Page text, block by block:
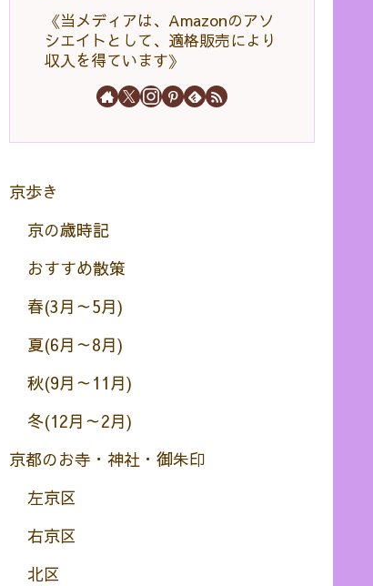
《当メディアは、Amazonのアソ
シエイトとして、適格販売により
収入を得ています》
京歩き
京の歳時記
おすすめ散策
春(3月～5月)
夏(6月～8月)
秋(9月～11月)
冬(12月～2月)
京都のお寺・神社・御朱印
左京区
右京区
北区